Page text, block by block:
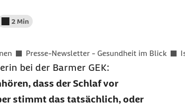
Lesedauer weniger als
2 Min
Presse-Newsletter - Gesundheit im Blick
bei der Barmer GEK:
dass der Schlaf vor
stimmt das tatsächlich, oder